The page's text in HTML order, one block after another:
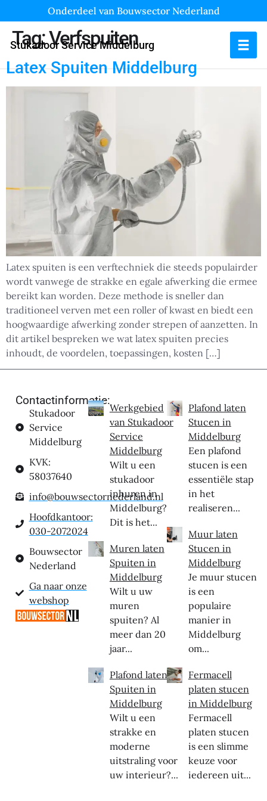
Onderdeel van Bouwsector Nederland
Stukadoor Service Middelburg
Tag:Verfspuiten
Latex Spuiten Middelburg
Latex spuiten is een verftechniek die steeds populairder
wordt vanwege de strakke en egale afwerking die ermee
bereikt kan worden. Deze methode is sneller dan
traditioneel verven met een roller of kwast en biedt een
hoogwaardige afwerking zonder strepen of aanzetten. In
dit artikel bespreken we wat latex spuiten precies
inhoudt, de voordelen, toepassingen, kosten […]
Contactinformatie:
Stukadoor
Service
Middelburg
KVK:
58037640
info@bouwsectornederland.nl
Hoofdkantoor:
030-2072024
Bouwsector
Nederland
Ga naar onze
webshop
Werkgebied
van Stukadoor
Service
Middelburg
Wilt u een
stukadoor
inhuren in
Middelburg?
Dit is het...
Muren laten
Spuiten in
Middelburg
Wilt u uw
muren
spuiten? Al
meer dan 20
jaar...
Plafond laten
Spuiten in
Middelburg
Wilt u een
strakke en
moderne
uitstraling voor
uw interieur?...
Plafond laten
Stucen in
Middelburg
Een plafond
stucen is een
essentiële stap
in het
realiseren...
Muur laten
Stucen in
Middelburg
Je muur stucen
is een
populaire
manier in
Middelburg
om...
Fermacell
platen stucen
in Middelburg
Fermacell
platen stucen
is een slimme
keuze voor
iedereen uit...